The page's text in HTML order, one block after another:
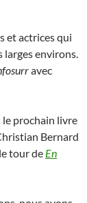
et actrices qui
larges environs.
avec
le prochain livre
Bernard
tour de En